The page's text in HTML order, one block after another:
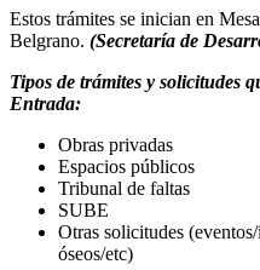
Estos trámites se inician en
Belgrano. (Secretaría de
Tipos de trámites y solicitudes
Entrada:
Obras privadas
Espacios públicos
Tribunal de faltas
SUBE
Otras solicitudes
óseos/etc)